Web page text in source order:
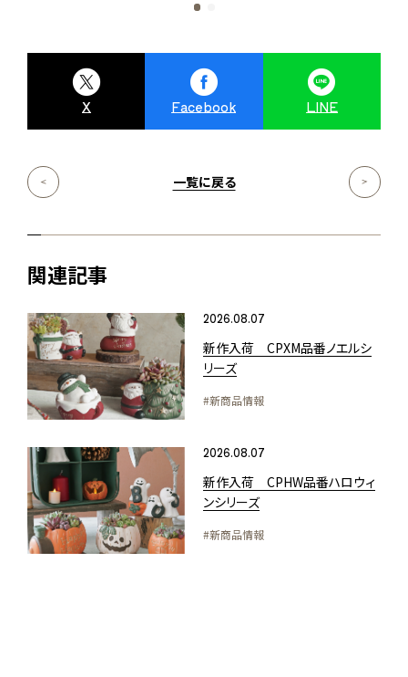
X Facebook LINE
一覧に戻る
関連記事
2026.08.07
新作入荷 CPXM品番ノエルシ
リーズ
#新商品情報
2026.08.07
新作入荷 CPHW品番ハロウィ
ンシリーズ
#新商品情報